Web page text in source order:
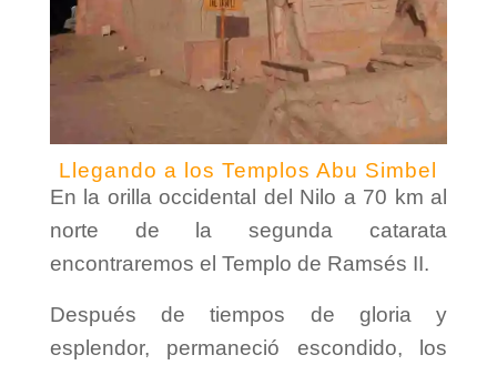
Llegando a los Templos Abu Simbel
En la orilla occidental del Nilo a 70 km al
norte de la segunda catarata
encontraremos el Templo de Ramsés II.
Después de tiempos de gloria y
esplendor, permaneció escondido, los